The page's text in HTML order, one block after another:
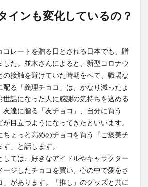
ンも変化しているの？
レートを贈る日とされる日本でも、贈
した。並木さんによると、新型コロナウ
の接触を避けていた時期をへて、職場な
配る「義理チョコ」は、かなり減ったよ
世話になった人に感謝の気持ちを込める
友達に贈る「友チョコ」、自分に買う
が目立つようになってきたといいます。
ちょっと高めのチョコを買う『ご褒美チ
」と話します。
ては、好きなアイドルやキャラクター
ージしたチョコを買い、心の中で愛をさ
」があります。「推し」のグッズと共に